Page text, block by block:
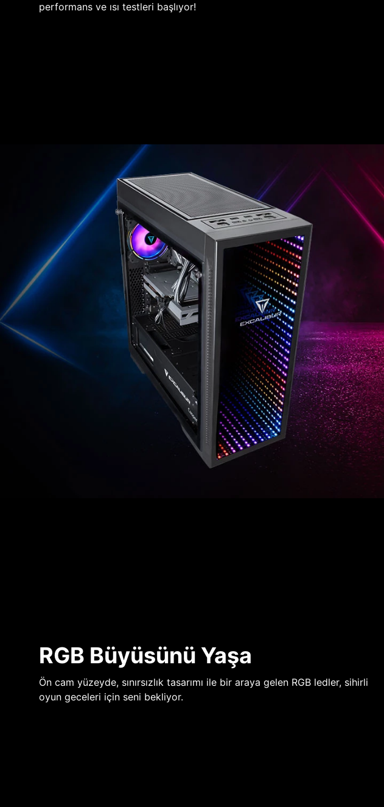
performans ve ısı testleri başlıyor!
RGB Büyüsünü Yaşa
Ön cam yüzeyde, sınırsızlık tasarımı ile bir araya gelen RGB ledler, sihirli
oyun geceleri için seni bekliyor.